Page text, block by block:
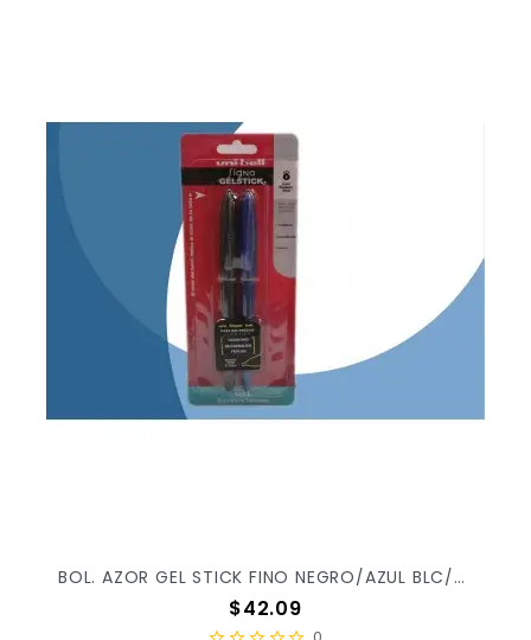
BOL. AZOR GEL STICK FINO NEGRO/AZUL BLC/2PZ X/12
Precio
$42.09